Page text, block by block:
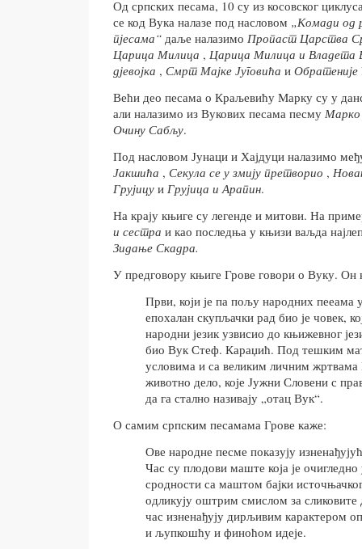
Од српских песама, 10 су из косовског
се код Вука налазе под насловом „Комади од
пјесама“ даље налазимо Пропаст Царства
Царица Милица , Царица Милица и Владета
дјевојка , Смрт Мајке Југовића и Обратеније
Већи део песама о Краљевићу Марку су у
али налазимо из Вукових песама песму Марко
Очину Сабљу.
Под насловом Јунаци и Хајдуци налазимо
Јакшића , Секула се у змију претворио ,
Грујицу и Грујица и Арапин.
На крају књиге су легенде и митови. На
и сестра и као последња у књизи ваљда
Зидање Скадра.
У предговору књиге Грове говори о Вуку. Он
Први, који је па пољу народних пееама
епохалан скупљачки рад био је човек,
народни језик узвисио до књижевног
био Вук Стеф. Караџић. Под тешким
условима и са великим личним жртвама
животно дело, које Јужни Словени с
да га стално називају „отац Вук“.
О самим српским песамама Грове каже:
Ове народне песме показују
Час су плодови маште која је очигледно
сродности са маштом бајки
одликују оштрим смислом за
час изненађују дирљивим карактером
и љупкошћу и финоћом идеје.